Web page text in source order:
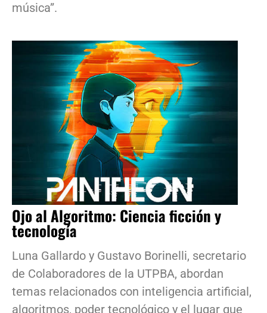
música”.
Ojo al Algoritmo: Ciencia ficción y
tecnología
Luna Gallardo y Gustavo Borinelli, secretario
de Colaboradores de la UTPBA, abordan
temas relacionados con inteligencia artificial,
algoritmos, poder tecnológico y el lugar que